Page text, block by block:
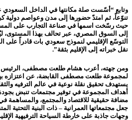
وتابع “أسّست صلة مكانتها في الداخل السعودي
تنوّعاً، ثم امتدّ حضورها إلى مدن وعواصم دولية
حيث رسّخت اسمها في صناعة التجارب على
إلى السوق المصري، عبر تحالف بهذا المستوى،
التوسّع الإقليمي لنموذج سعودي بات قادراً على
نقل خبراته إلى الإقليم بثقة”.
ومن جهته، أعرب هشام طلعت مصطفى، الرئيس
لمجموعة طلعت مصطفى القابضة، عن اعتزازه
يستهدف تحقيق نقلة نوعية في عالم الترفيه
أهداف المجموعة في توفير مجتمعات تنبض بجودة
مضافة حقيقية للاقتصاد والمجتمع، والمساهمة
جعل مجتمعاتها العمرانية – ذات البنية التحتية
وجهات جاذبة على خارطة السياحة الترفيهية